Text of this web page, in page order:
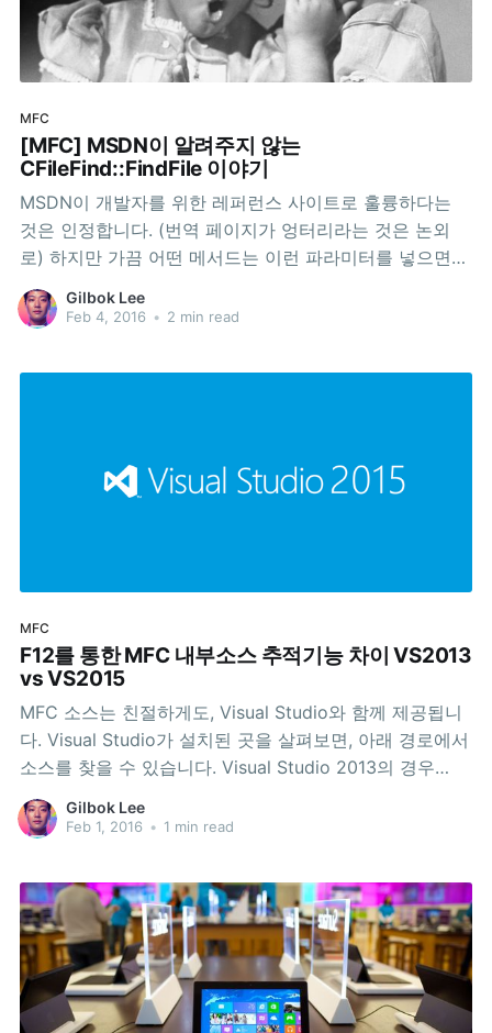
MFC
[MFC] MSDN이 알려주지 않는
CFileFind::FindFile 이야기
MSDN이 개발자를 위한 레퍼런스 사이트로 훌륭하다는
것은 인정합니다. (번역 페이지가 엉터리라는 것은 논외
로) 하지만 가끔 어떤 메서드는 이런 파라미터를 넣으면
결과가 어떻게 나올까 예측이 잘 안되어서, 실제로 테스트
를 해봐야 안심하고 쓸 수 있습니다. 예를 들어보겠습니다.
Gilbok Lee
Feb 4, 2016 • 2 min read
MFC
F12를 통한 MFC 내부소스 추적기능 차이 VS2013
vs VS2015
MFC 소스는 친절하게도, Visual Studio와 함께 제공됩니
다. Visual Studio가 설치된 곳을 살펴보면, 아래 경로에서
소스를 찾을 수 있습니다. Visual Studio 2013의 경우
C:\Program Files (x86)\Microsoft Visual Studio
12.0\VC\atlmfc Visual Studio 2015의 경우 C:\Program
Gilbok Lee
Feb 1, 2016 • 1 min read